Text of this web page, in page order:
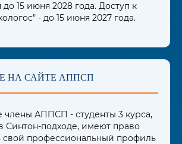
15 июня 2028 года. Доступ к
- до 15 июня 2027 года.
НА САЙТЕ АППСП
АППСП - студенты 3 курса,
Синтон-подходе, имеют право
свой профессиональный профиль